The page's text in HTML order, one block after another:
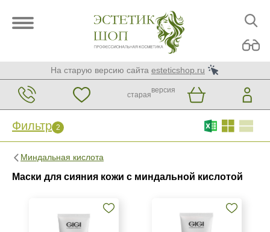
На старую версию сайта esteticshop.ru
старая
версия
Фильтр 2
Миндальная кислота
Маски для сияния кожи с миндальной кислотой
Фильтр 2 Сброс